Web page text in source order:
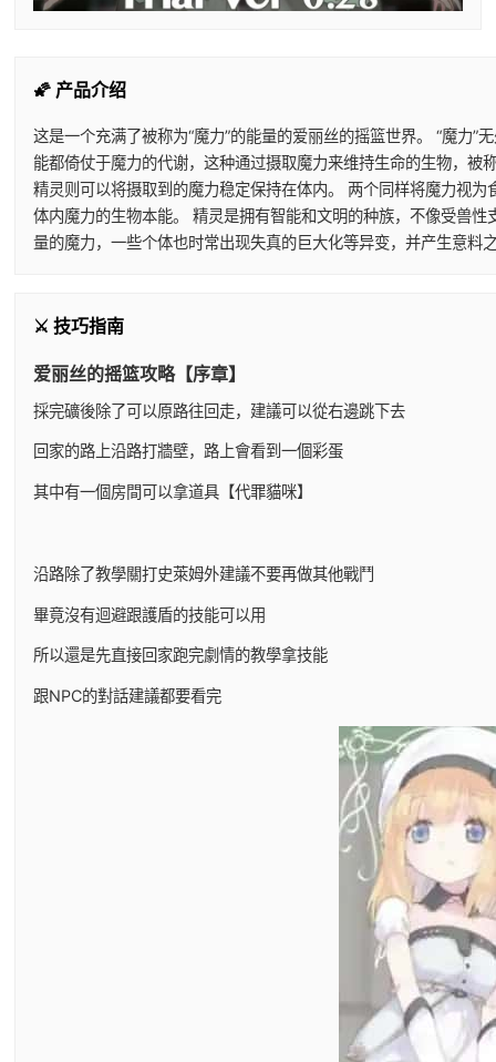
🌠 产品介绍
这是一个充满了被称为“魔力”的能量的爱丽丝的摇篮世界。 “魔力
能都倚仗于魔力的代谢，这种通过摄取魔力来维持生命的生物，被
精灵则可以将摄取到的魔力稳定保持在体内。 两个同样将魔力视
体内魔力的生物本能。 精灵是拥有智能和文明的种族，不像受兽
量的魔力，一些个体也时常出现失真的巨大化等异变，并产生意
⚔️ 技巧指南
爱丽丝的摇篮攻略【序章】
採完礦後除了可以原路往回走，建議可以從右邊跳下去
回家的路上沿路打牆壁，路上會看到一個彩蛋
其中有一個房間可以拿道具【代罪貓咪】
沿路除了教學關打史萊姆外建議不要再做其他戰鬥
畢竟沒有迴避跟護盾的技能可以用
所以還是先直接回家跑完劇情的教學拿技能
跟NPC的對話建議都要看完